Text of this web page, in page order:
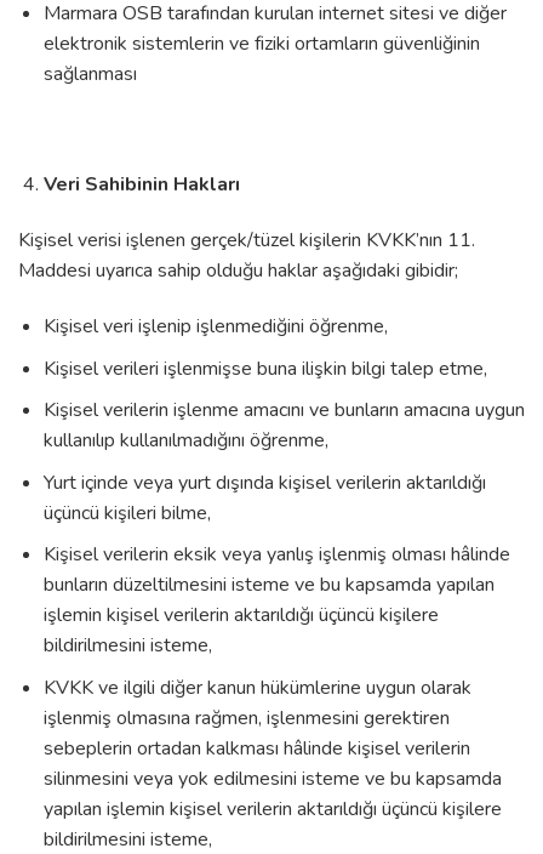
Marmara OSB tarafından kurulan internet sitesi ve diğer
elektronik sistemlerin ve fiziki ortamların güvenliğinin
sağlanması
Veri Sahibinin Hakları
Kişisel verisi işlenen gerçek/tüzel kişilerin KVKK’nın 11.
Maddesi uyarıca sahip olduğu haklar aşağıdaki gibidir;
Kişisel veri işlenip işlenmediğini öğrenme,
Kişisel verileri işlenmişse buna ilişkin bilgi talep etme,
Kişisel verilerin işlenme amacını ve bunların amacına uygun
kullanılıp kullanılmadığını öğrenme,
Yurt içinde veya yurt dışında kişisel verilerin aktarıldığı
üçüncü kişileri bilme,
Kişisel verilerin eksik veya yanlış işlenmiş olması hâlinde
bunların düzeltilmesini isteme ve bu kapsamda yapılan
işlemin kişisel verilerin aktarıldığı üçüncü kişilere
bildirilmesini isteme,
KVKK ve ilgili diğer kanun hükümlerine uygun olarak
işlenmiş olmasına rağmen, işlenmesini gerektiren
sebeplerin ortadan kalkması hâlinde kişisel verilerin
silinmesini veya yok edilmesini isteme ve bu kapsamda
yapılan işlemin kişisel verilerin aktarıldığı üçüncü kişilere
bildirilmesini isteme,